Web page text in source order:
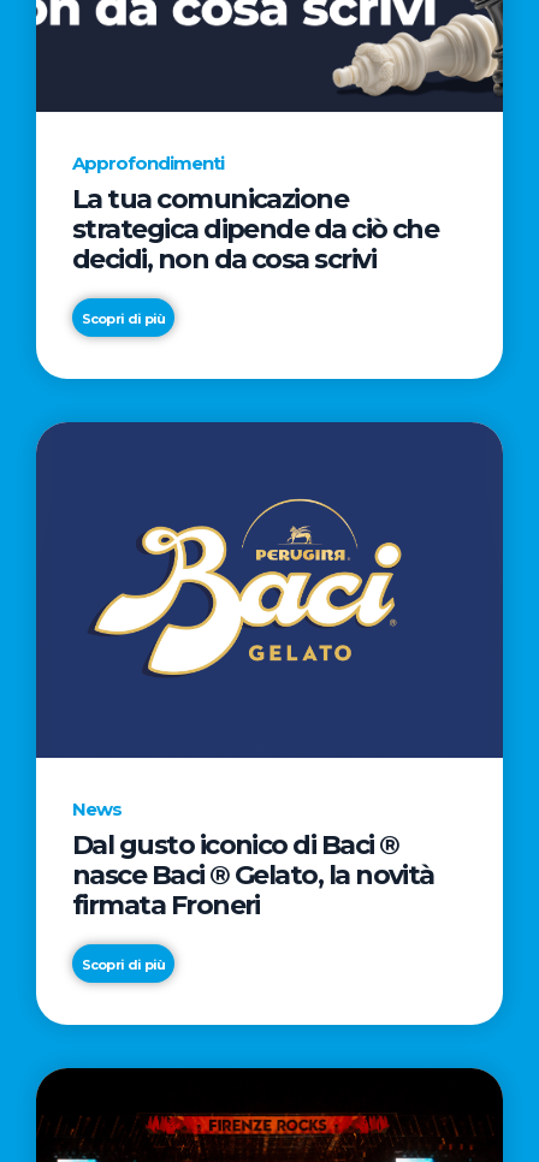
AL
CINEMA
NELLA
CAMPAGNA
REGISTA
PREMIO
OSCAR®
Approfondimenti
La tua comunicazione
strategica dipende da ciò che
decidi, non da cosa scrivi
Scopri di più
News
Dal gusto iconico di Baci ®
nasce Baci ® Gelato, la novità
firmata Froneri
Scopri di più